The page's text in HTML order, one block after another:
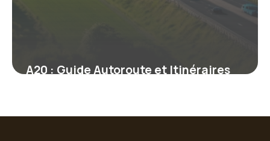
A20 : Guide Autoroute et Itinéraires